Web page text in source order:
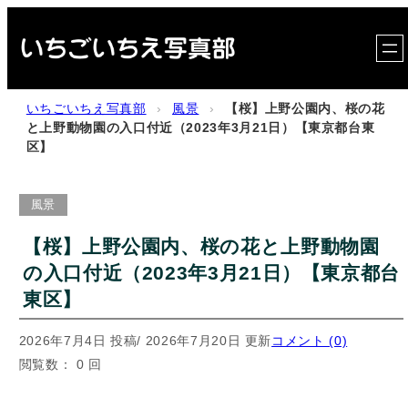
容
いちごいちえ写真部 › 風景 ›
【桜】上野公園内、桜の花
と上野動物園の入口付近（2023年3月21日）【東京都台東
区】
風景
【桜】上野公園内、桜の花と上野動物園
の入口付近（2023年3月21日）【東京都台
東区】
2026年7月4日 投稿/ 2026年7月20日 更新コメント (0)
閲覧数： 0 回